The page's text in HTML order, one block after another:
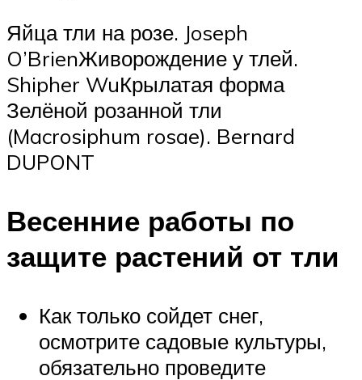
Яйца тли на розе. Joseph
O’BrienЖиворождение у тлей.
Shipher WuКрылатая форма
Зелёной розанной тли
(Macrosiphum rosae). Bernard
DUPONT
Весенние работы по
защите растений от тли
Как только сойдет снег,
осмотрите садовые культуры,
обязательно проведите